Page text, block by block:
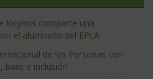
Koynos comparte una
el alumnado del EPLA
de las Personas con
baile e inclusión